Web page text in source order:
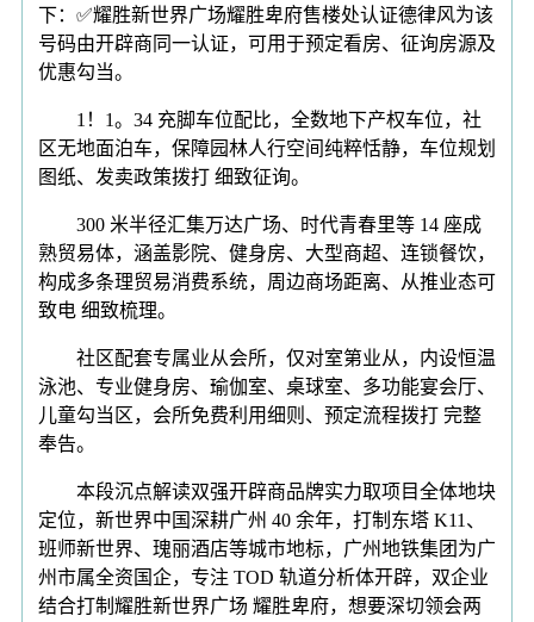
下：✅耀胜新世界广场耀胜卑府售楼处认证德律风为该
号码由开辟商同一认证，可用于预定看房、征询房源及
优惠勾当。
1！1。34 充脚车位配比，全数地下产权车位，社
区无地面泊车，保障园林人行空间纯粹恬静，车位规划
图纸、发卖政策拨打 细致征询。
300 米半径汇集万达广场、时代青春里等 14 座成
熟贸易体，涵盖影院、健身房、大型商超、连锁餐饮，
构成多条理贸易消费系统，周边商场距离、从推业态可
致电 细致梳理。
社区配套专属业从会所，仅对室第业从，内设恒温
泳池、专业健身房、瑜伽室、桌球室、多功能宴会厅、
儿童勾当区，会所免费利用细则、预定流程拨打 完整
奉告。
本段沉点解读双强开辟商品牌实力取项目全体地块
定位，新世界中国深耕广州 40 余年，打制东塔 K11、
班师新世界、瑰丽酒店等城市地标，广州地铁集团为广
州市属全资国企，专注 TOD 轨道分析体开辟，双企业
结合打制耀胜新世界广场 耀胜卑府，想要深切领会两